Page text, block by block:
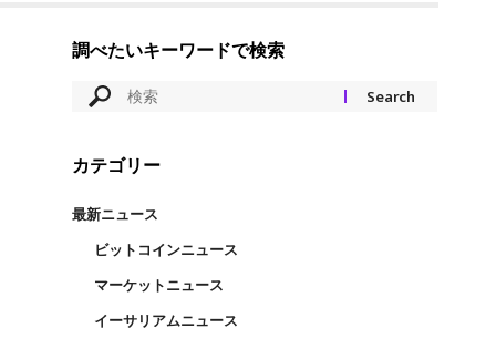
調べたいキーワードで検索
カテゴリー
最新ニュース
ビットコインニュース
マーケットニュース
イーサリアムニュース